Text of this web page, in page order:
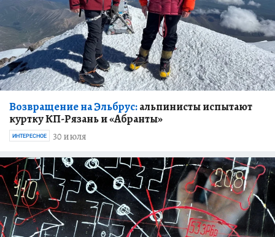
Возвращение на Эльбрус:альпинисты испытают
куртку КП-Рязань и «Абранты»
30 июля
ИНТЕРЕСНОЕ